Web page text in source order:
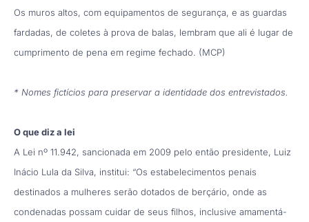
Os muros altos, com equipamentos de segurança, e as guardas
fardadas, de coletes à prova de balas, lembram que ali é lugar de
cumprimento de pena em regime fechado. (MCP)
* Nomes fictícios para preservar a identidade dos entrevistados.
O que diz a lei
A Lei nº 11.942, sancionada em 2009 pelo então presidente, Luiz
Inácio Lula da Silva, institui: “Os estabelecimentos penais
destinados a mulheres serão dotados de berçário, onde as
condenadas possam cuidar de seus filhos, inclusive amamentá-